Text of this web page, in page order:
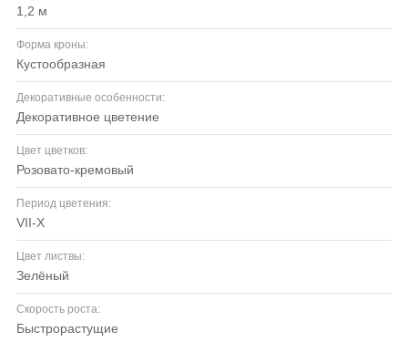
1,2 м
Форма кроны:
кустообразная
Декоративные особенности:
декоративное цветение
Цвет цветков:
розовато-кремовый
Период цветения:
VII-X
Цвет листвы:
зелёный
Скорость роста:
быстрорастущие